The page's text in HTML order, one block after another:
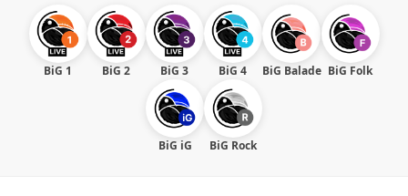
BiG 1 BiG 2 BiG 3 BiG 4 BiG Balade BiG Folk
BiG iG BiG Rock